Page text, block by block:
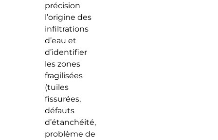
précision
l’origine des
infiltrations
d’eau et
d’identifier
les zones
fragilisées
(tuiles
fissurées,
défauts
d’étanchéité,
problème de